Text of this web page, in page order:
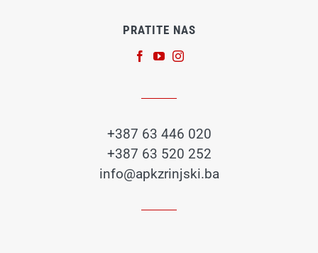
PRATITE NAS
+387 63 446 020
+387 63 520 252
info@apkzrinjski.ba